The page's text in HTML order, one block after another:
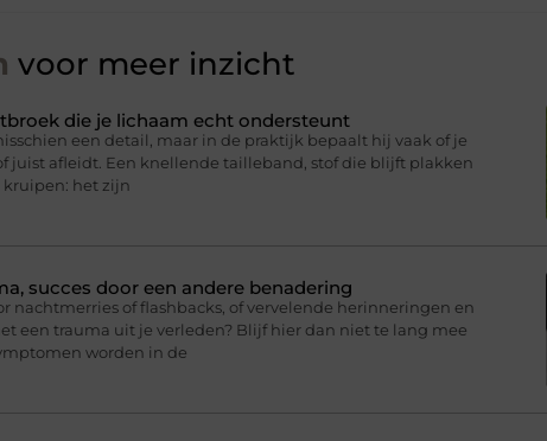
voor meer inzicht
die je lichaam echt ondersteunt
een detail, maar in de praktijk bepaalt hij vaak of je
juist afleidt. Een knellende tailleband, stof die blijft plakken
het zijn
succes door een andere benadering
nachtmerries of flashbacks, of vervelende herinneringen en
een trauma uit je verleden? Blijf hier dan niet te lang mee
worden in de